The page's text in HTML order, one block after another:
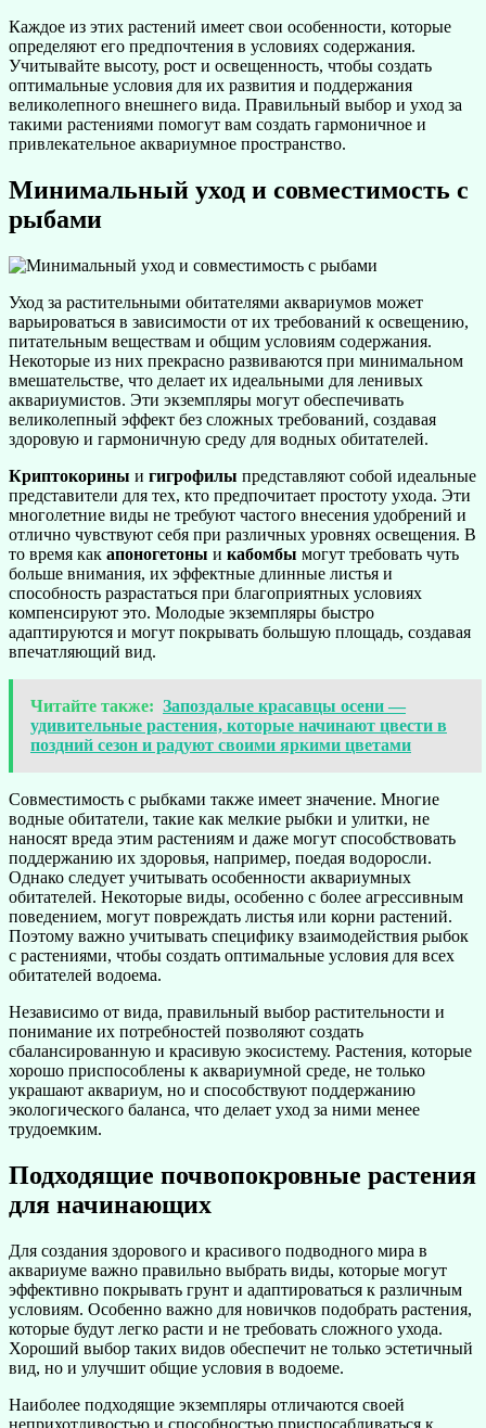
Каждое из этих растений имеет свои особенности, которые
определяют его предпочтения в условиях содержания.
Учитывайте высоту, рост и освещенность, чтобы создать
оптимальные условия для их развития и поддержания
великолепного внешнего вида. Правильный выбор и уход за
такими растениями помогут вам создать гармоничное и
привлекательное аквариумное пространство.
Минимальный уход и совместимость с
рыбами
Уход за растительными обитателями аквариумов может
варьироваться в зависимости от их требований к освещению,
питательным веществам и общим условиям содержания.
Некоторые из них прекрасно развиваются при минимальном
вмешательстве, что делает их идеальными для ленивых
аквариумистов. Эти экземпляры могут обеспечивать
великолепный эффект без сложных требований, создавая
здоровую и гармоничную среду для водных обитателей.
Криптокорины и гигрофилы представляют собой идеальные
представители для тех, кто предпочитает простоту ухода. Эти
многолетние виды не требуют частого внесения удобрений и
отлично чувствуют себя при различных уровнях освещения. В
то время как апоногетоны и кабомбы могут требовать чуть
больше внимания, их эффектные длинные листья и
способность разрастаться при благоприятных условиях
компенсируют это. Молодые экземпляры быстро
адаптируются и могут покрывать большую площадь, создавая
впечатляющий вид.
Читайте также: Запоздалые красавцы осени —
удивительные растения, которые начинают цвести в
поздний сезон и радуют своими яркими цветами
Совместимость с рыбками также имеет значение. Многие
водные обитатели, такие как мелкие рыбки и улитки, не
наносят вреда этим растениям и даже могут способствовать
поддержанию их здоровья, например, поедая водоросли.
Однако следует учитывать особенности аквариумных
обитателей. Некоторые виды, особенно с более агрессивным
поведением, могут повреждать листья или корни растений.
Поэтому важно учитывать специфику взаимодействия рыбок
с растениями, чтобы создать оптимальные условия для всех
обитателей водоема.
Независимо от вида, правильный выбор растительности и
понимание их потребностей позволяют создать
сбалансированную и красивую экосистему. Растения, которые
хорошо приспособлены к аквариумной среде, не только
украшают аквариум, но и способствуют поддержанию
экологического баланса, что делает уход за ними менее
трудоемким.
Подходящие почвопокровные растения
для начинающих
Для создания здорового и красивого подводного мира в
аквариуме важно правильно выбрать виды, которые могут
эффективно покрывать грунт и адаптироваться к различным
условиям. Особенно важно для новичков подобрать растения,
которые будут легко расти и не требовать сложного ухода.
Хороший выбор таких видов обеспечит не только эстетичный
вид, но и улучшит общие условия в водоеме.
Наиболее подходящие экземпляры отличаются своей
неприхотливостью и способностью приспосабливаться к